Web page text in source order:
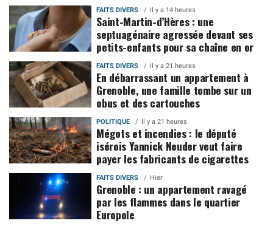
FAITS DIVERS Il y a 14 heures
Saint-Martin-d’Hères : une
septuagénaire agressée devant ses
petits-enfants pour sa chaîne en or
FAITS DIVERS Il y a 21 heures
En débarrassant un appartement à
Grenoble, une famille tombe sur un
obus et des cartouches
POLITIQUE Il y a 21 heures
Mégots et incendies : le député
isérois Yannick Neuder veut faire
payer les fabricants de cigarettes
FAITS DIVERS Hier
Grenoble : un appartement ravagé
par les flammes dans le quartier
Europole